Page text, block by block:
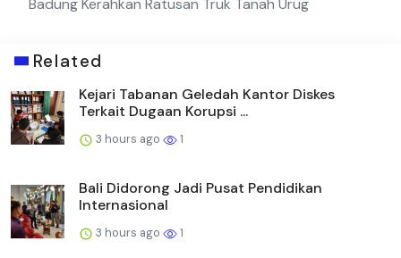
Badung Kerahkan Ratusan Truk Tanah Urug
Related
Kejari Tabanan Geledah Kantor Diskes
Terkait Dugaan Korupsi ...
3 hours ago 1
Bali Didorong Jadi Pusat Pendidikan
Internasional
3 hours ago 1